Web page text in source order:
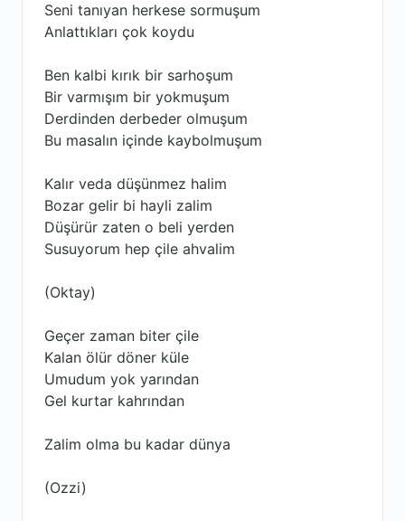
Seni tanıyan herkese sormuşum
Anlattıkları çok koydu
Ben kalbi kırık bir sarhoşum
Bir varmışım bir yokmuşum
Derdinden derbeder olmuşum
Bu masalın içinde kaybolmuşum
Kalır veda düşünmez halim
Bozar gelir bi hayli zalim
Düşürür zaten o beli yerden
Susuyorum hep çile ahvalim
(Oktay)
Geçer zaman biter çile
Kalan ölür döner küle
Umudum yok yarından
Gel kurtar kahrından
Zalim olma bu kadar dünya
(Ozzi)